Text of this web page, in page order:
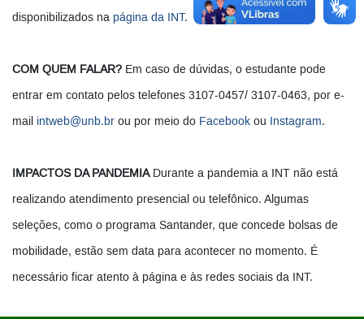
disponibilizados na página da INT.
COM QUEM FALAR? Em caso de dúvidas, o estudante pode
entrar em contato pelos telefones 3107-0457/ 3107-0463, por e-
mail intweb@unb.br ou por meio do Facebook ou Instagram.
IMPACTOS DA PANDEMIADurante a pandemia a INT não está
realizando atendimento presencial ou telefônico. Algumas
seleções, como o programa Santander, que concede bolsas de
mobilidade, estão sem data para acontecer no momento. É
necessário ficar atento à página e às redes sociais da INT.